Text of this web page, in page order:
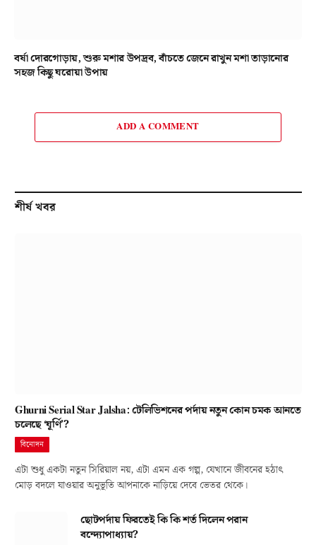
বর্ষা দোরগোড়ায়, শুরু মশার উপদ্রব, বাঁচতে জেনে রাখুন মশা তাড়ানোর
সহজ কিছু ঘরোয়া উপায়
ADD A COMMENT
শীর্ষ খবর
Ghurni Serial Star Jalsha: টেলিভিশনের পর্দায় নতুন কোন চমক আনতে
চলেছে ‘ঘূর্ণি’?
বিনোদন
এটা শুধু একটা নতুন সিরিয়াল নয়, এটা এমন এক গল্প, যেখানে জীবনের হঠাৎ
মোড় বদলে যাওয়ার অনুভূতি আপনাকে নাড়িয়ে দেবে ভেতর থেকে।
ছোটপর্দায় ফিরতেই কি কি শর্ত দিলেন পরান
বন্দ্যোপাধ্যায়?